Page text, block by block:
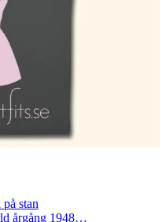
stan
årgång 1948…